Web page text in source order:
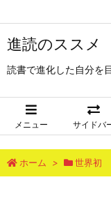
進読のススメ
読書で進化した自分を
メニュー サイドバ
ホーム > 世界初